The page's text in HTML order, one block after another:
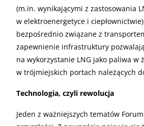
(m.in. wynikającymi z zastosowania
w elektroenergetyce i
bezpośrednio związane z
zapewnienie infrastruktury
na wykorzystanie LNG jako paliwa w
w trójmiejskich portach należących
Technologia, czyli rewolucja
Jeden z ważniejszych tematów